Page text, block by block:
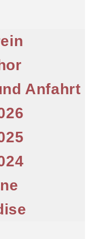
Anfahrt